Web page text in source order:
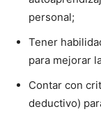
personal;
Tener
para mejorar
Contar con
deductivo)